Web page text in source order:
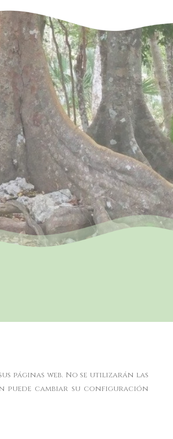
páginas web. No se utilizarán las
puede cambiar su configuración